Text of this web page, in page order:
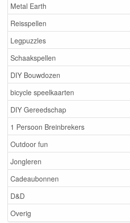
Metal Earth
Reisspellen
Legpuzzles
Schaakspellen
DIY Bouwdozen
bicycle speelkaarten
DIY Gereedschap
1 Persoon Breinbrekers
Outdoor fun
Jongleren
Cadeaubonnen
D&D
Overig